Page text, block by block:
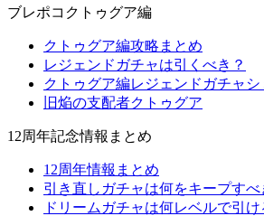
ブレポコクトゥグア編
クトゥグア編攻略まとめ
レジェンドガチャは引くべき？
クトゥグア編レジェンドガチャシ
旧焔の支配者クトゥグア
12周年記念情報まとめ
12周年情報まとめ
引き直しガチャは何をキープすべ
ドリームガチャは何レベルで引け